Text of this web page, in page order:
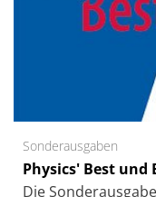
Sonderausgaben
Physics' Best und
Die